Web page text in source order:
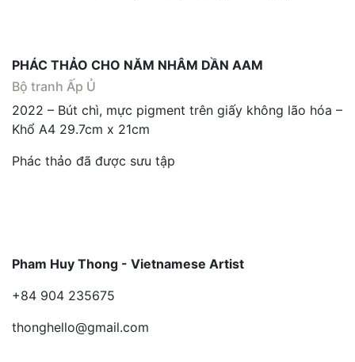
PHÁC THẢO CHO NĂM NHÂM DẦN AAM
Bộ tranh Ấp Ủ
2022 – Bút chì, mực pigment trên giấy không lão hóa –
Khổ A4 29.7cm x 21cm
Phác thảo đã được sưu tập
Pham Huy Thong - Vietnamese Artist
+84 904 235675
thonghello@gmail.com